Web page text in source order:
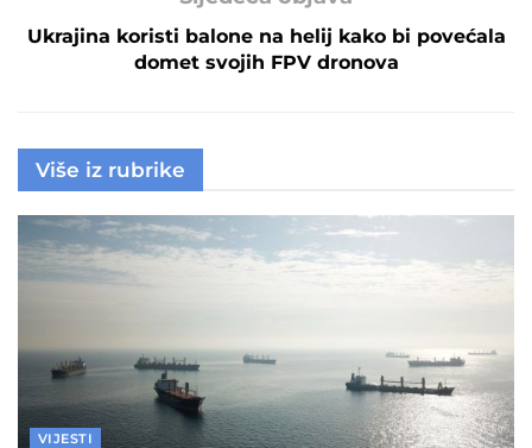
Ukrajina koristi balone na helij kako bi povećala
domet svojih FPV dronova
Više iz rubrike
VIJESTI